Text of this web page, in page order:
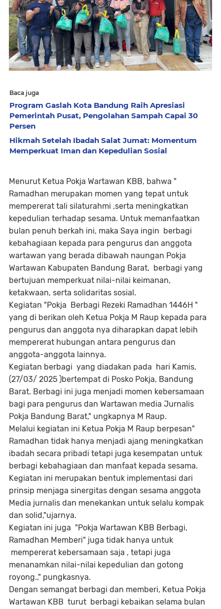
Baca juga
Program Gaslah Kota Bandung Raih Apresiasi
Pemerintah Pusat, Pengolahan Sampah Capai 30
Persen
Hikmah Setelah Ibadah Salat Jumat: Momentum
Memperkuat Iman dan Kepedulian Sosial
Menurut Ketua Pokja Wartawan KBB, bahwa "
Ramadhan merupakan momen yang tepat untuk
mempererat tali silaturahmi ,serta meningkatkan
kepedulian terhadap sesama. Untuk memanfaatkan
bulan penuh berkah ini, maka Saya ingin berbagi
kebahagiaan kepada para pengurus dan anggota
wartawan yang berada dibawah naungan Pokja
Wartawan Kabupaten Bandung Barat, berbagi yang
bertujuan memperkuat nilai-nilai keimanan,
ketakwaan, serta solidaritas sosial.
Kegiatan "Pokja Berbagi Rezeki Ramadhan 1446H "
yang di berikan oleh Ketua Pokja M Raup kepada para
pengurus dan anggota nya diharapkan dapat lebih
mempererat hubungan antara pengurus dan
anggota-anggota lainnya.
Kegiatan berbagi yang diadakan pada hari Kamis,
(27/03/ 2025 )bertempat di Posko Pokja, Bandung
Barat. Berbagi ini juga menjadi momen kebersamaan
bagi para pengurus dan Wartawan media Jurnalis
Pokja Bandung Barat," ungkapnya M Raup.
Melalui kegiatan ini Ketua Pokja M Raup berpesan"
Ramadhan tidak hanya menjadi ajang meningkatkan
ibadah secara pribadi tetapi juga kesempatan untuk
berbagi kebahagiaan dan manfaat kepada sesama.
Kegiatan ini merupakan bentuk implementasi dari
prinsip menjaga sinergitas dengan sesama anggota
Media jurnalis dan menekankan untuk selalu kompak
dan solid,"ujarnya.
Kegiatan ini juga "Pokja Wartawan KBB Berbagi,
Ramadhan Memberi" juga tidak hanya untuk
mempererat kebersamaan saja , tetapi juga
menanamkan nilai-nilai kepedulian dan gotong
royong.," pungkasnya.
Dengan semangat berbagi dan memberi, Ketua Pokja
Wartawan KBB turut berbagi kebaikan selama bulan